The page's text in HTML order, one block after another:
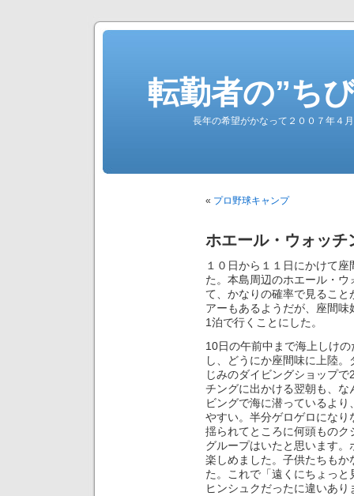
転勤者の”ち
長年の希望がかなって２００７年４
« プロ野球キャンプ
ホエール・ウォッチ
１０日から１１日にかけて
た。本島周辺のホエール・
て、かなりの確率で見るこ
アーもあるようだが、座間
1泊で行くことにした。
10日の午前中まで海上しけ
し、どうにか座間味に上陸
じみのダイビングショップ
チングに出かける翌朝も、
ビングで海に潜っているよ
やすい。半分ゲロゲロにな
揺られてところに何頭もの
グループはいたと思います
楽しめました。子供たちも
た。これで「遠くにちょっ
ヒンシュクだったに違いあり